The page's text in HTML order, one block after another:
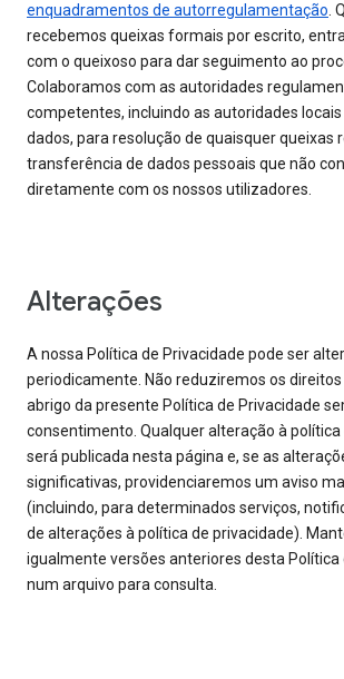
enquadramentos de autorregulamentação.
recebemos queixas formais por escrito,
com o queixoso para dar seguimento ao
Colaboramos com as autoridades
competentes, incluindo as autoridades
dados, para resolução de quaisquer queixas
transferência de dados pessoais que não
diretamente com os nossos utilizadores.
Alterações
A nossa Política de Privacidade pode ser
periodicamente. Não reduziremos os
abrigo da presente Política de Privacidade
consentimento. Qualquer alteração à política
será publicada nesta página e, se as
significativas, providenciaremos um aviso
(incluindo, para determinados serviços,
de alterações à política de privacidade).
igualmente versões anteriores desta Política
num arquivo para consulta.